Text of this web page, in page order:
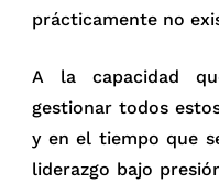
prácticamente no
A la capacidad
gestionar todos
y en el tiempo que
liderazgo bajo